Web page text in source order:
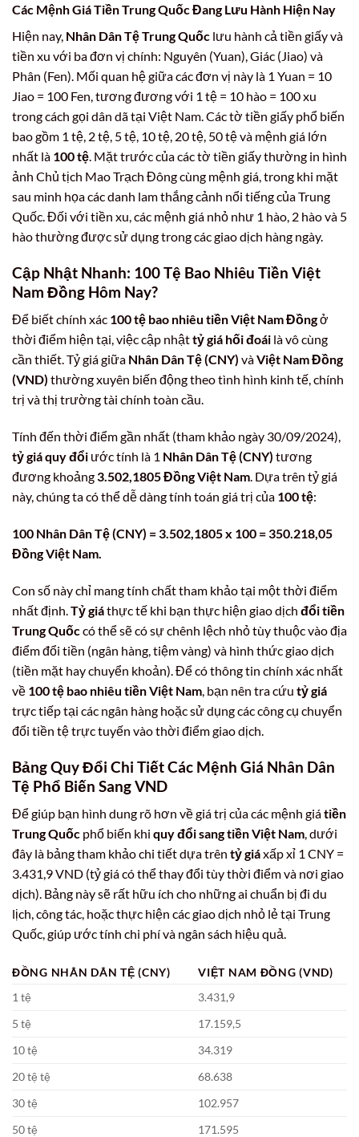
Các Mệnh Giá Tiền Trung Quốc Đang Lưu Hành Hiện Nay
Hiện nay, Nhân Dân Tệ Trung Quốc lưu hành cả tiền giấy và
tiền xu với ba đơn vị chính: Nguyên (Yuan), Giác (Jiao) và
Phân (Fen). Mối quan hệ giữa các đơn vị này là 1 Yuan = 10
Jiao = 100 Fen, tương đương với 1 tệ = 10 hào = 100 xu
trong cách gọi dân dã tại Việt Nam. Các tờ tiền giấy phổ biến
bao gồm 1 tệ, 2 tệ, 5 tệ, 10 tệ, 20 tệ, 50 tệ và mệnh giá lớn
nhất là 100 tệ. Mặt trước của các tờ tiền giấy thường in hình
ảnh Chủ tịch Mao Trạch Đông cùng mệnh giá, trong khi mặt
sau minh họa các danh lam thắng cảnh nổi tiếng của Trung
Quốc. Đối với tiền xu, các mệnh giá nhỏ như 1 hào, 2 hào và 5
hào thường được sử dụng trong các giao dịch hàng ngày.
Cập Nhật Nhanh: 100 Tệ Bao Nhiêu Tiền Việt
Nam Đồng Hôm Nay?
Để biết chính xác 100 tệ bao nhiêu tiền Việt Nam Đồngở
thời điểm hiện tại, việc cập nhậttỷ giá hối đoái là vô cùng
cần thiết. Tỷ giá giữa Nhân Dân Tệ (CNY) vàViệt Nam Đồng
(VND) thường xuyên biến động theo tình hình kinh tế, chính
trị và thị trường tài chính toàn cầu.
Tính đến thời điểm gần nhất (tham khảo ngày 30/09/2024),
tỷ giá quy đổi ước tính là 1 Nhân Dân Tệ (CNY) tương
đương khoảng3.502,1805 Đồng Việt Nam. Dựa trên tỷ giá
này, chúng ta có thể dễ dàng tính toán giá trị của 100 tệ:
100 Nhân Dân Tệ (CNY) = 3.502,1805 x 100 = 350.218,05
Đồng Việt Nam.
Con số này chỉ mang tính chất tham khảo tại một thời điểm
nhất định. Tỷ giáthực tế khi bạn thực hiện giao dịch đổi tiền
Trung Quốccó thể sẽ có sự chênh lệch nhỏ tùy thuộc vào địa
điểm đổi tiền (ngân hàng, tiệm vàng) và hình thức giao dịch
(tiền mặt hay chuyển khoản). Để có thông tin chính xác nhất
về 100 tệ bao nhiêu tiền Việt Nam , bạn nên tra cứu tỷ giá
trực tiếp tại các ngân hàng hoặc sử dụng các công cụ chuyển
đổi tiền tệ trực tuyến vào thời điểm giao dịch.
Bảng Quy Đổi Chi Tiết Các Mệnh Giá Nhân Dân
Tệ Phổ Biến Sang VND
Để giúp bạn hình dung rõ hơn về giá trị của các mệnh giátiền
Trung Quốc phổ biến khi quy đổi sang tiền Việt Nam, dưới
đây là bảng tham khảo chi tiết dựa trên tỷ giáxấp xỉ 1 CNY =
3.431,9 VND (tỷ giá có thể thay đổi tùy thời điểm và nơi giao
dịch). Bảng này sẽ rất hữu ích cho những ai chuẩn bị đi du
lịch, công tác, hoặc thực hiện các giao dịch nhỏ lẻ tại Trung
Quốc, giúp ước tính chi phí và ngân sách hiệu quả.
ĐỒNG NHÂN DÂN TỆ (CNY)
VIỆT NAM ĐỒNG (VND)
1 tệ
3.431,9
5 tệ
17.159,5
10 tệ
34.319
20 tệ tệ
68.638
30 tệ
102.957
50 tệ
171.595